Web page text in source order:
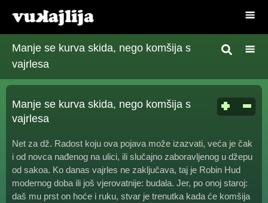
Manje se kurva skida, nego komšija s
vajrlesa
Manje se kurva skida, nego komšija s
vajrlesa
Net za dž. Radost koju ova pojava može izazvati, veća je čak
i od novca nađenog na ulici, ili slučajno zaboravljenog u džepu
od sakoa. Ko danas vajrles ne zaključava, taj je Robin Hud
modernog doba ili još vjerovatnije: budala. Jer, po onoj staroj:
daš mu prst on hoće i ruku, stvar je trenutka kada će komšija